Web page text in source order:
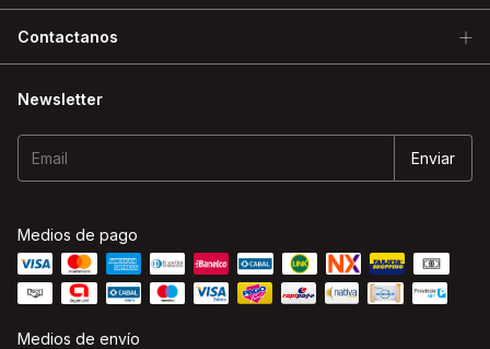
Contactanos
Newsletter
Medios de pago
Medios de envío